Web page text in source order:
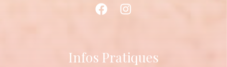
Infos Pratiques